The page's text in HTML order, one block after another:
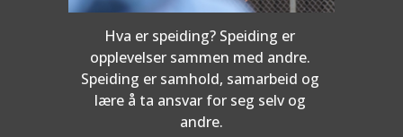
Hva er speiding? Speiding er
opplevelser sammen med andre.
Speiding er samhold, samarbeid og
lære å ta ansvar for seg selv og
andre.